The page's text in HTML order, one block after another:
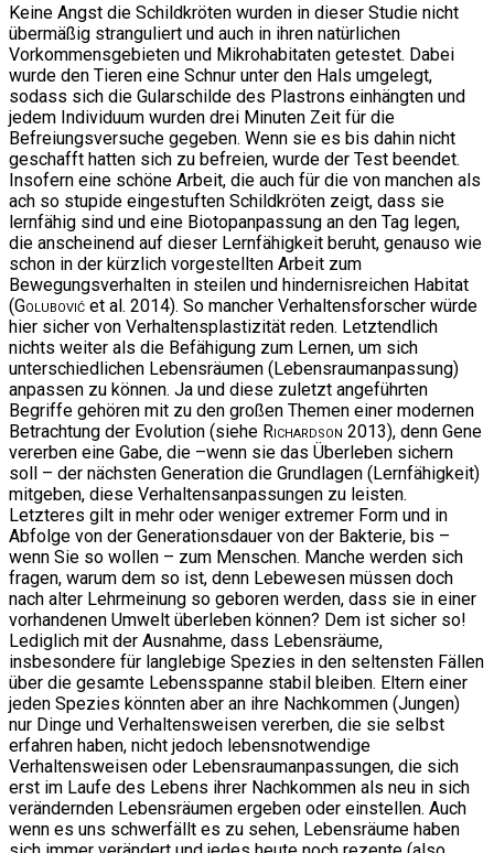
Keine Angst die Schildkröten wurden in dieser Studie nicht
übermäßig stranguliert und auch in ihren natürlichen
Vorkommensgebieten und Mikrohabitaten getestet. Dabei
wurde den Tieren eine Schnur unter den Hals umgelegt,
sodass sich die Gularschilde des Plastrons einhängten und
jedem Individuum wurden drei Minuten Zeit für die
Befreiungsversuche gegeben. Wenn sie es bis dahin nicht
geschafft hatten sich zu befreien, wurde der Test beendet.
Insofern eine schöne Arbeit, die auch für die von manchen als
ach so stupide eingestuften Schildkröten zeigt, dass sie
lernfähig sind und eine Biotopanpassung an den Tag legen,
die anscheinend auf dieser Lernfähigkeit beruht, genauso wie
schon in der kürzlich vorgestellten Arbeit zum
Bewegungsverhalten in steilen und hindernisreichen Habitat
(Golubović et al. 2014). So mancher Verhaltensforscher würde
hier sicher von Verhaltensplastizität reden. Letztendlich
nichts weiter als die Befähigung zum Lernen, um sich
unterschiedlichen Lebensräumen (Lebensraumanpassung)
anpassen zu können. Ja und diese zuletzt angeführten
Begriffe gehören mit zu den großen Themen einer modernen
Betrachtung der Evolution (siehe Richardson 2013), denn Gene
vererben eine Gabe, die –wenn sie das Überleben sichern
soll – der nächsten Generation die Grundlagen (Lernfähigkeit)
mitgeben, diese Verhaltensanpassungen zu leisten.
Letzteres gilt in mehr oder weniger extremer Form und in
Abfolge von der Generationsdauer von der Bakterie, bis –
wenn Sie so wollen – zum Menschen. Manche werden sich
fragen, warum dem so ist, denn Lebewesen müssen doch
nach alter Lehrmeinung so geboren werden, dass sie in einer
vorhandenen Umwelt überleben können? Dem ist sicher so!
Lediglich mit der Ausnahme, dass Lebensräume,
insbesondere für langlebige Spezies in den seltensten Fällen
über die gesamte Lebensspanne stabil bleiben. Eltern einer
jeden Spezies könnten aber an ihre Nachkommen (Jungen)
nur Dinge und Verhaltensweisen vererben, die sie selbst
erfahren haben, nicht jedoch lebensnotwendige
Verhaltensweisen oder Lebensraumanpassungen, die sich
erst im Laufe des Lebens ihrer Nachkommen als neu in sich
verändernden Lebensräumen ergeben oder einstellen. Auch
wenn es uns schwerfällt es zu sehen, Lebensräume haben